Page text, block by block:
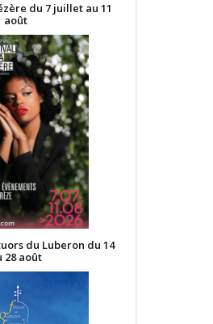
du 7 juillet au 11
août
du Luberon du 14
28 août